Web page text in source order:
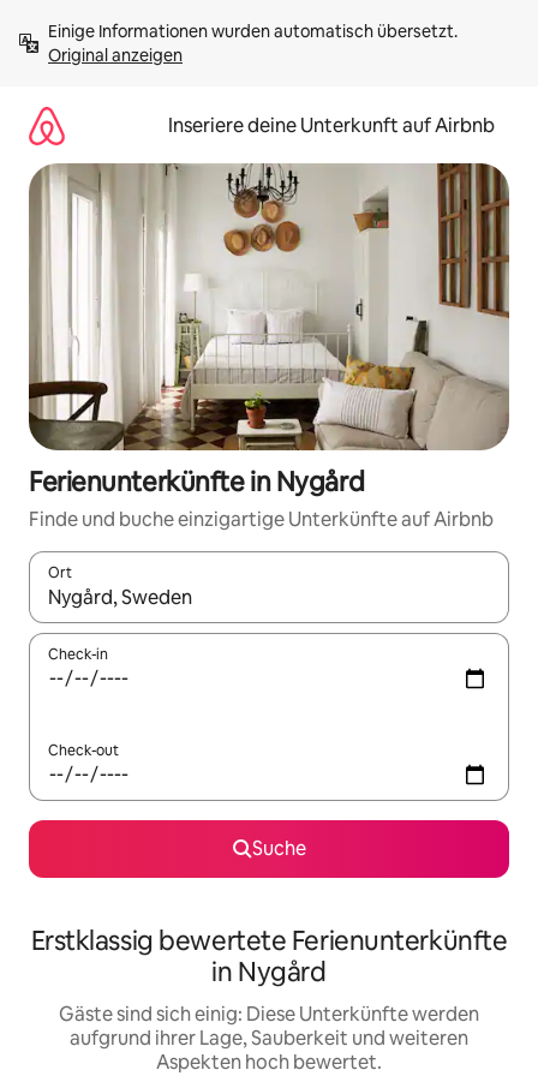
Inhalten
springenOriginal anzeigen
Inseriere deine Unterkunft auf Airbnb
Ferienunterkünfte in Nygård
Finde und buche einzigartige Unterkünfte auf Airbnb
Ort
Wenn Ergebnisse verfügbar sind, navigiere mit den
Check-in
Check-out
Suche
Erstklassig bewertete Ferienunterkünfte
in Nygård
Gäste sind sich einig: Diese Unterkünfte werden
aufgrund ihrer Lage, Sauberkeit und weiteren
Aspekten hoch bewertet.